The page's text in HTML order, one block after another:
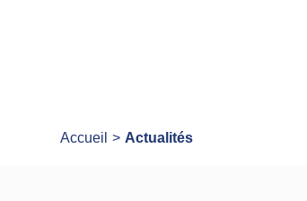
Accueil Actualités